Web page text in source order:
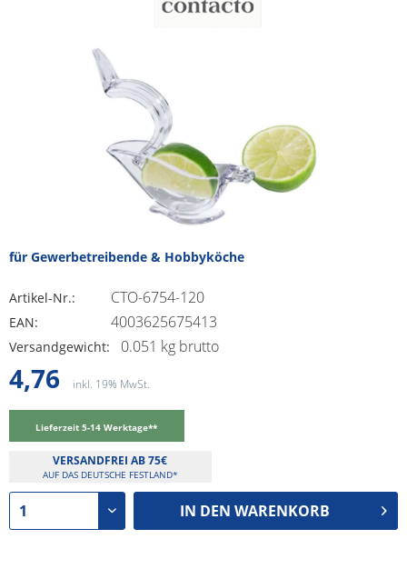
für Gewerbetreibende & Hobbyköche
Artikel-Nr.: CTO-6754-120
EAN: 4003625675413
Versandgewicht: 0.051 kg brutto
4,76 inkl. 19% MwSt.
VERSANDFREI AB 75€
AUF DAS DEUTSCHE FESTLAND*
Lieferzeit 5-14 Werktage**
IN DEN WARENKORB